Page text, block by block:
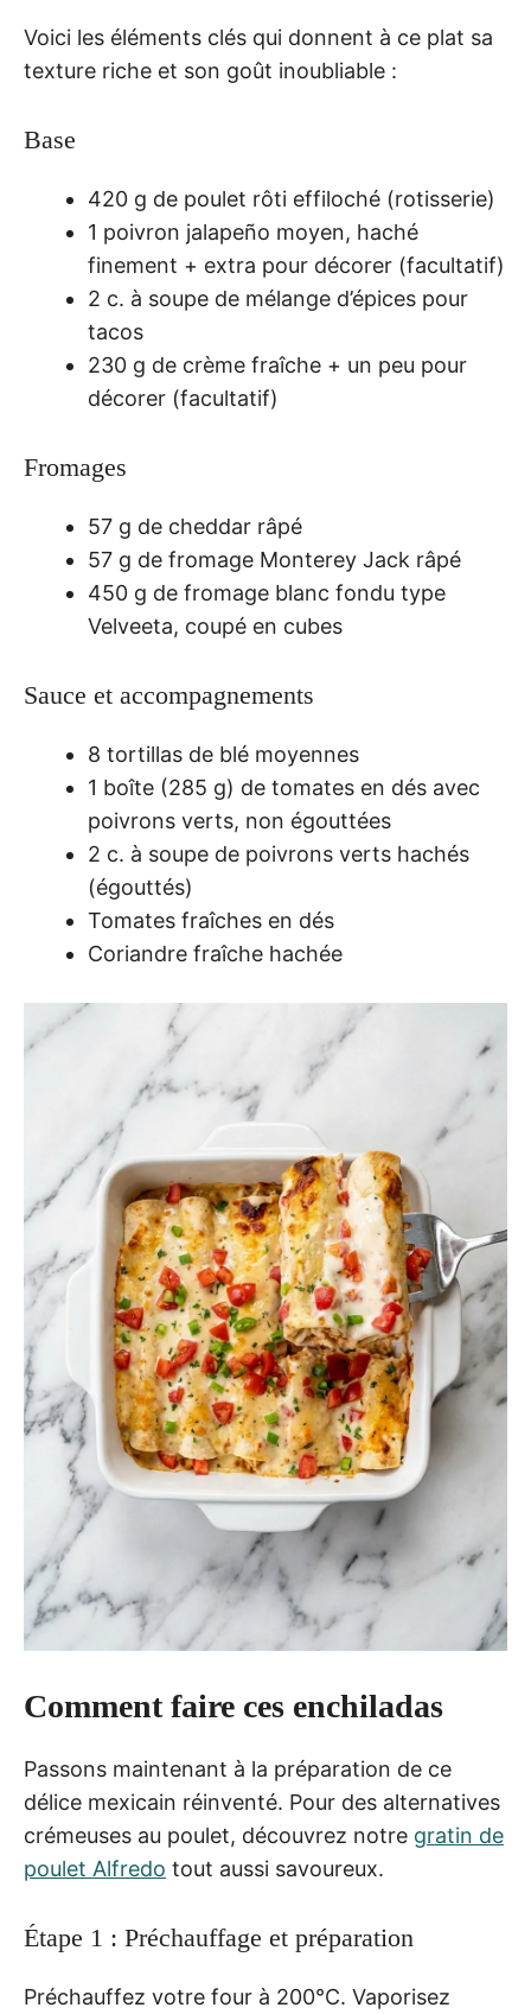
Voici les éléments clés qui donnent à ce plat sa
texture riche et son goût inoubliable :
Base
420 g de poulet rôti effiloché (rotisserie)
1 poivron jalapeño moyen, haché
finement + extra pour décorer (facultatif)
2 c. à soupe de mélange d’épices pour
tacos
230 g de crème fraîche + un peu pour
décorer (facultatif)
Fromages
57 g de cheddar râpé
57 g de fromage Monterey Jack râpé
450 g de fromage blanc fondu type
Velveeta, coupé en cubes
Sauce et accompagnements
8 tortillas de blé moyennes
1 boîte (285 g) de tomates en dés avec
poivrons verts, non égouttées
2 c. à soupe de poivrons verts hachés
(égouttés)
Tomates fraîches en dés
Coriandre fraîche hachée
Comment faire ces enchiladas
Passons maintenant à la préparation de ce
délice mexicain réinventé. Pour des alternatives
crémeuses au poulet, découvrez notre gratin de
poulet Alfredo tout aussi savoureux.
Étape 1 : Préchauffage et préparation
Préchauffez votre four à 200°C. Vaporisez